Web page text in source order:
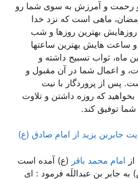
و رحمت و آمرزش به سوی شما رو
ماهی است که نزد خدا
روزهایش بهترین روزها و شب
ساعت هایش بهترین ساعتها
ماه، ثواب تسبیح داشته و
و اعمال شما در آن مقبول و
پس از پروردگار با نیت
که روزه داشتن و تلاوت
شما توفیق کند.
جابربن یزید از امام صادق (ع)
امام محمد باقر (ع) آمده است
بن عبداللَه فرمود : اى